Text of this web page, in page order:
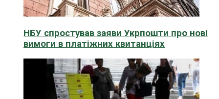
НБУ спростував заяви Укрпошти про нові
вимоги в платіжних квитанціях